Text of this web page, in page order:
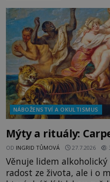
vyplouváme,“ sdělí jim.
kapitáne?“ zeptá se ho
NÁBOŽENSTVÍ A OKULTISMUS
Mýty a rituály:
OD INGRID TŮMOVÁ 27.7.2026
Věnuje lidem
radost ze života, ale i o